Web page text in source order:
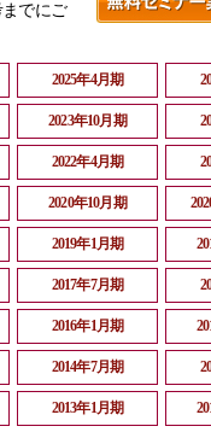
でにご
2025年4月期
2023年10月期
2022年4月期
2020年10月期
2019年1月期
2017年7月期
2016年1月期
2014年7月期
2013年1月期